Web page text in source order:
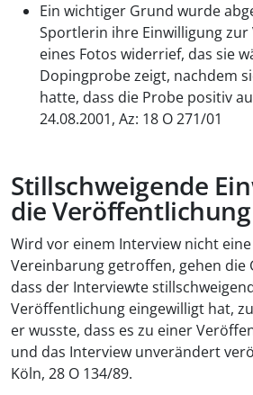
Ein wichtiger Grund wurde
Sportlerin ihre Einwilligung
eines Fotos widerrief, das sie
Dopingprobe zeigt, nachdem
hatte, dass die Probe positiv
24.08.2001, Az: 18 O 271/01
Stillschweigende
die Veröffentlichung
Wird vor einem Interview nicht
Vereinbarung getroffen, gehen die
dass der Interviewte
Veröffentlichung eingewilligt hat,
er wusste, dass es zu einer
und das Interview unverändert
Köln, 28 O 134/89.